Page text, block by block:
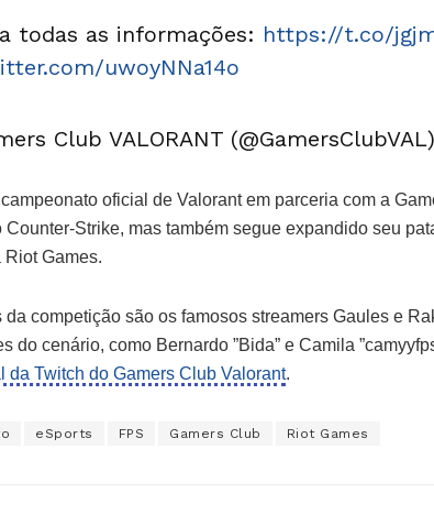
todas as informações: https://t.co/
uwoyNNa14o
Club VALORANT (@GamersClubVAL)
oficial de Valorant em parceria com a
Strike, mas também segue expandido seu
Games.
da competição são os famosos streamers Gaules e
do cenário, como Bernardo ”Bida” e Camila
da Twitch do Gamers Club Valorant.
eSports FPS Gamers Club Riot Games